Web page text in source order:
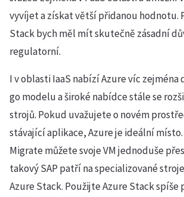
vyvíjet a získat větší přidanou hodnotu.
Stack bych měl mít skutečně zásadní
regulatorní.
I v oblasti IaaS nabízí Azure víc zejména
go modelu a široké nabídce stále se
strojů. Pokud uvažujete o novém
stávající aplikace, Azure je ideální
Migrate můžete svoje VM jednoduše
takový SAP patří na specializované
Azure Stack. Použijte Azure Stack spíše